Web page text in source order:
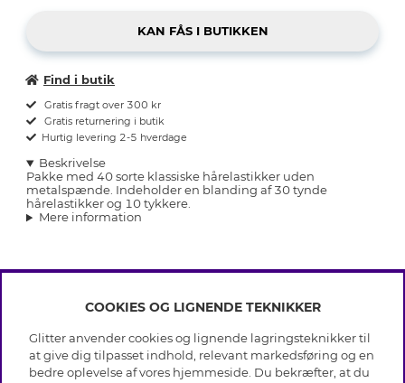
Find i butik
Gratis fragt over 300 kr
Gratis returnering i butik
Hurtig levering 2-5 hverdage
Beskrivelse
Pakke med 40 sorte klassiske hårelastikker uden
metalspænde. Indeholder en blanding af 30 tynde
hårelastikker og 10 tykkere.
Mere information
INFO
Betingelser
Databeskyttelsespolitik
OM GLITTER
COOKIES OG LIGNENDE TEKNIKKER
Glitter anvender cookies og lignende lagringsteknikker til
at give dig tilpasset indhold, relevant markedsføring og en
bedre oplevelse af vores hjemmeside. Du bekræfter, at du